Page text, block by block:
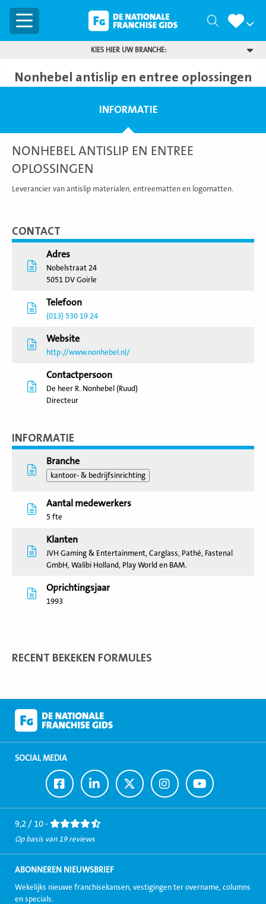
Menu Zoeken
KIES HIER UW BRANCHE:
Nonhebel antislip en entree oplossingen
INFORMATIE
NONHEBEL ANTISLIP EN ENTREE
OPLOSSINGEN
Leverancier van antislip materialen, entreematten en logomatten.
CONTACT
Adres
Nobelstraat 24
5051 DV Goirle
Telefoon
(013) 530 19 24
Website
http://www.nonhebel.nl/
Contactpersoon
De heer R. Nonhebel (Ruud)
Directeur
INFORMATIE
Branche
kantoor- & bedrijfsinrichting
Aantal medewerkers
5 fte
Klanten
JVH Gaming & Entertainment, Carglass, Pathé, Fastenal
GmbH, Walibi Holland, Play World en BAM.
Oprichtingsjaar
1993
RECENT BEKEKEN FORMULES
SOCIAL MEDIA
Ga
naar
Facebook
Ga
naar
LinkedIn
Ga
naar
Twitter
Ga
naar
Instagram
Ga
naar
Youtube
9,2 / 10 -
Op basis van 19 reviews
ABONNEREN NIEUWSBRIEF
Wekelijks nieuwe franchisekansen, vestigingen ter overname, columns
en specials.